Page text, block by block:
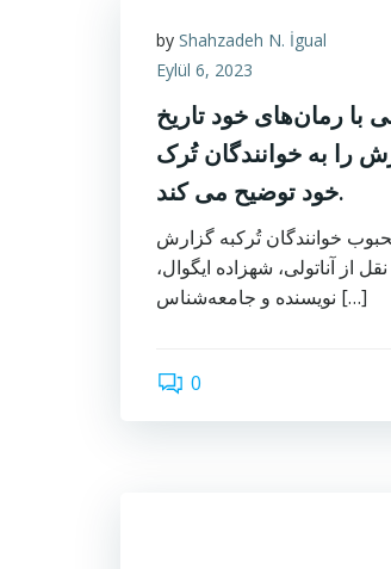
by Shahzadeh N. İgual
Eylül 6, 2023
با رمان‌های خود تاریخ
را به خوانندگان تُرک
خود توضیح می کند.
خوانندگان تُرکبه گزارش
از آناتولی، شهزاده ایگوال،
نویسنده و جامعه‌شناس […]
0